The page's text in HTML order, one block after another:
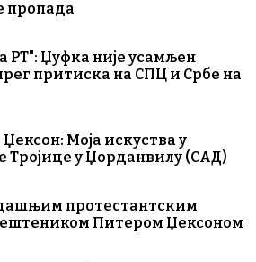
пропада
РТ": Џуфка није усамљен
притиска на СПЦ и Србе на
Моја искуства у
Тројице у Џорданвилу (САД)
протестантским
Питером Џексоном